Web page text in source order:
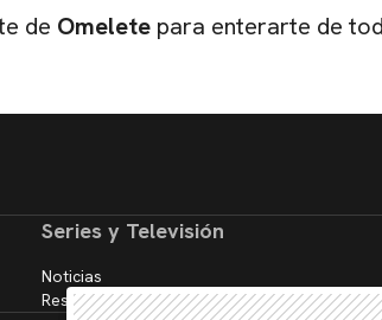
de Omelete para enterarte de
Series y Televisión
Noticias
Reseñas